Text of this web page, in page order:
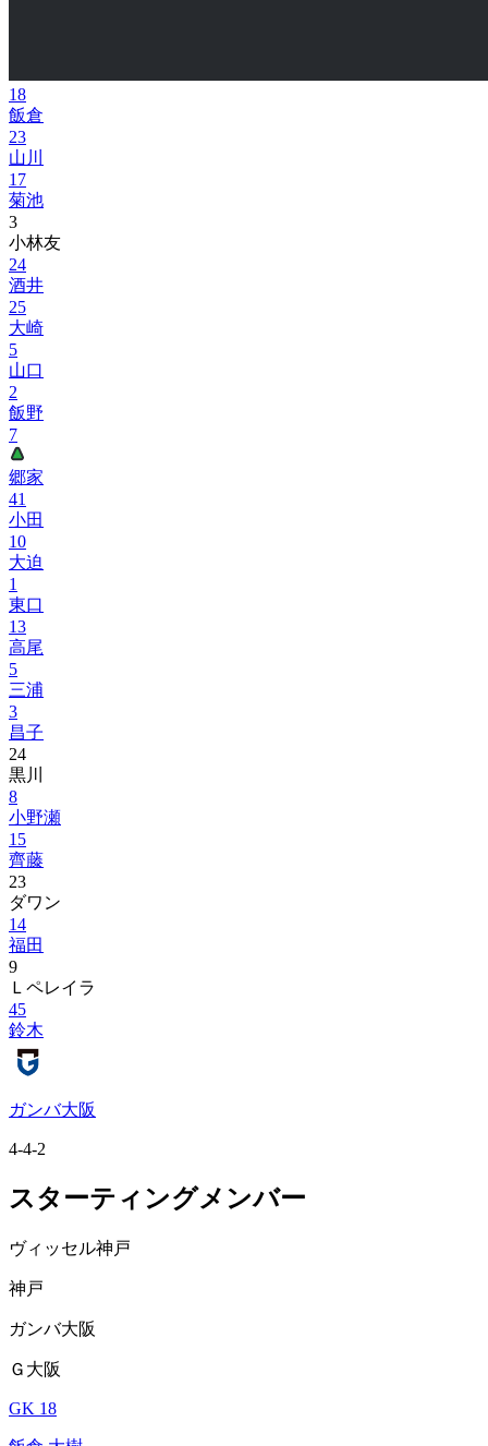
18
飯倉
23
山川
17
菊池
3
小林友
24
酒井
25
大崎
5
山口
2
飯野
7
郷家
41
小田
10
大迫
1
東口
13
高尾
5
三浦
3
昌子
24
黒川
8
小野瀬
15
齊藤
23
ダワン
14
福田
9
Ｌペレイラ
45
鈴木
ガンバ大阪
4-4-2
スターティングメンバー
ヴィッセル神戸
神戸
ガンバ大阪
Ｇ大阪
GK 18